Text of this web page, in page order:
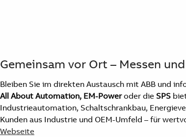
Gemeinsam vor Ort – Messen
Bleiben Sie im direkten Austausch mit ABB und
All About Automation, EM-Poweroder die SPS
Industrieautomation, Schaltschrankbau,
Kunden aus Industrie und OEM-Umfeld – für
Webseite